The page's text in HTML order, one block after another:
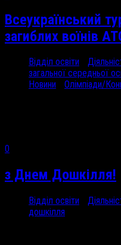
Всеукраїнський
загиблих воїнів
Відділ освіти
загальної середньої
Новини
Олімпіади/
0
з Днем Дошкілля!
Відділ освіти
дошкілля